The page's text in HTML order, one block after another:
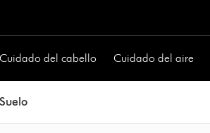
Cuidado del cabello Cuidado del aire